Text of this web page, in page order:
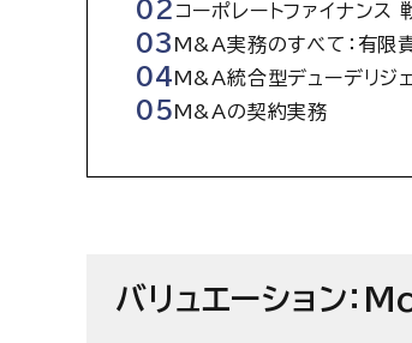
コーポレートファイナンス
M&A実務のすべて：有限
M&A統合型デューデリジ
M&Aの契約実務
バリュエーション：